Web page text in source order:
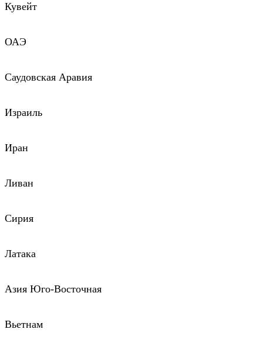
Кувейт
ОАЭ
Саудовская Аравия
Израиль
Иран
Ливан
Сирия
Латака
Азия Юго-Восточная
Вьетнам